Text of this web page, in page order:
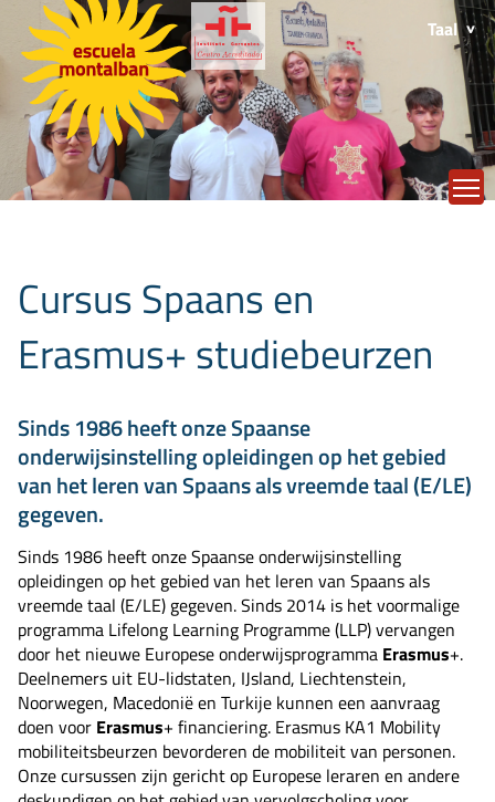
Taal
Cursus Spaans en
Erasmus+ studiebeurzen
Sinds 1986 heeft onze Spaanse
onderwijsinstelling opleidingen op het gebied
van het leren van Spaans als vreemde taal (E/LE)
gegeven.
Sinds 1986 heeft onze Spaanse onderwijsinstelling
opleidingen op het gebied van het leren van Spaans als
vreemde taal (E/LE) gegeven. Sinds 2014 is het voormalige
programma Lifelong Learning Programme (LLP) vervangen
door het nieuwe Europese onderwijsprogramma Erasmus+.
Deelnemers uit EU-lidstaten, IJsland, Liechtenstein,
Noorwegen, Macedonië en Turkije kunnen een aanvraag
doen voor Erasmus+ financiering. Erasmus KA1 Mobility
mobiliteitsbeurzen bevorderen de mobiliteit van personen.
Onze cursussen zijn gericht op Europese leraren en andere